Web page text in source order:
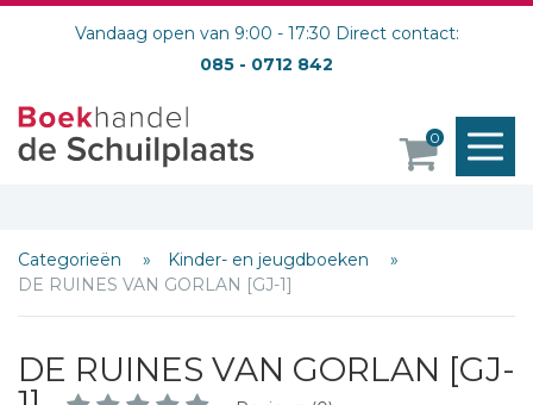
Vandaag open van 9:00 - 17:30 Direct contact:
085 - 0712 842
0
Categorieën
Kinder- en jeugdboeken
DE RUINES VAN GORLAN [GJ-1]
DE RUINES VAN GORLAN [GJ-